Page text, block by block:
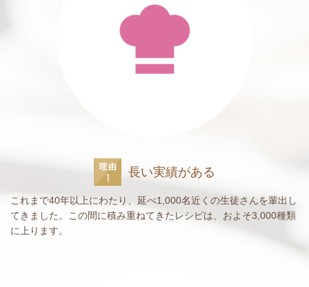
長い実績がある
これまで40年以上にわたり、延べ1,000名近くの生徒さんを輩出し
てきました。この間に積み重ねてきたレシピは、およそ3,000種類
に上ります。